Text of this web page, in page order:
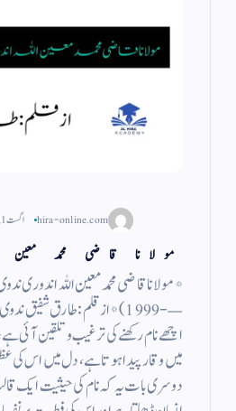
hira-online.com اگست 1, 2026
مولانا قاضی محمد
—- 1999 ) *از قلم : طارق شفیق
اچھے نام رکھنے کی ترغیب و تلقین
میں وقار پیدا ہوتا ہے، دل میں اس
دوسری بات یہ کہ نام کی حیثیت ایک